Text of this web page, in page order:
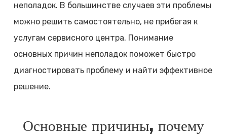
неполадок. В большинстве случаев эти проблемы
можно решить самостоятельно, не прибегая к
услугам сервисного центра. Понимание
основных причин неполадок поможет быстро
диагностировать проблему и найти эффективное
решение.
Основные причины, почему